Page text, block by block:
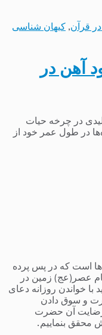
قرآن, کیهان شناسی
آهن در
در چرخه حیات
در طول عمر خود از
است که در پس پرده
عصر(عج) زمین در
با خواندن روزانه دعای
و سوق دادن
آن حضرت
محقق بنماییم.